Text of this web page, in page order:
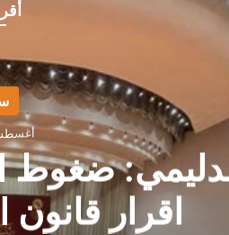
أغسطس 6,
ضغوط
اقرار